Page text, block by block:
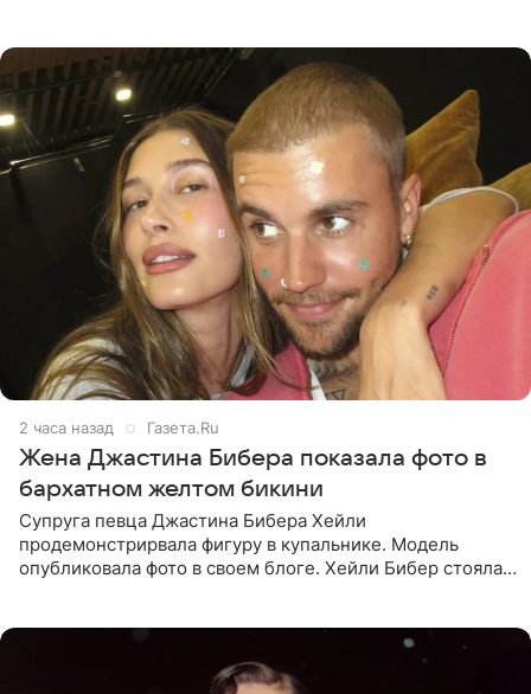
2 часа назад Газета.Ru
Жена Джастина Бибера показала фото в
бархатном желтом бикини
Супруга певца Джастина Бибера Хейли
продемонстрирвала фигуру в купальнике. Модель
опубликовала фото в своем блоге. Хейли Бибер стояла